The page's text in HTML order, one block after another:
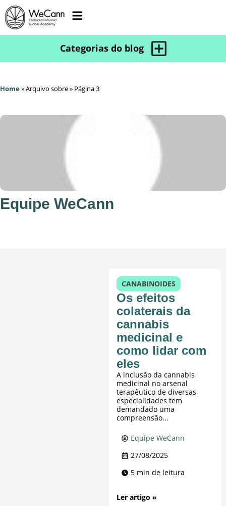
Home»Arquivo sobre» Página 3
Equipe WeCann
CANABINOIDES
Os efeitos
colaterais da
cannabis
medicinal e
como lidar com
eles
A inclusão da cannabis
medicinal no arsenal
terapêutico de diversas
especialidades tem
demandado uma
compreensão...
Equipe WeCann
27/08/2025
5 min de leitura
Ler artigo »